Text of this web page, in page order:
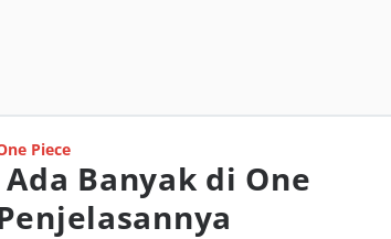
Piece
Banyak di One